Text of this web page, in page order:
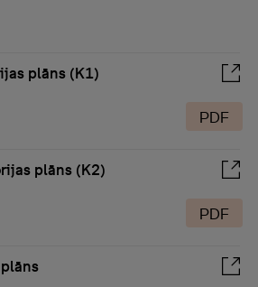
plāns (K1)
PDF
plāns (K2)
PDF